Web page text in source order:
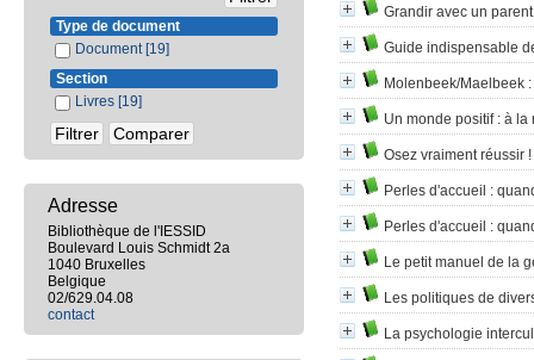
Grandir avec un
Guide indispensable
Molenbeek/Maelbeek
Un monde positif: à la
Osez vraiment réussir !
Perles d'accueil :
Perles d'accueil :
Le petit manuel de la
Les politiques de
La psychologie
Type de document
Document [19]
Section
Livres [19]
Adresse
Bibliothèque de l'IESSID
Boulevard Louis Schmidt 2a
1040 Bruxelles
Belgique
02/629.04.08
contact